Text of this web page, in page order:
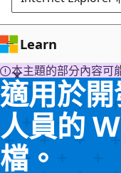
Learn
本主題的部分內容可
適用於
人員的
檔。